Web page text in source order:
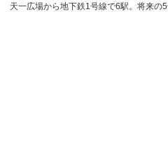
天一広場から地下鉄1号線で6駅。将来の